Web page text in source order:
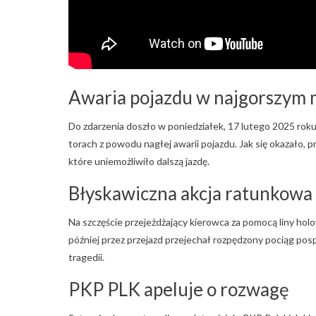
Awaria pojazdu w najgorszym
Do zdarzenia doszło w poniedziałek, 17 lutego 2025
torach z powodu nagłej awarii pojazdu. Jak się okazało,
które uniemożliwiło dalszą jazdę.
Błyskawiczna akcja ratunkowa
Na szczęście przejeżdżający kierowca za pomocą liny
później przez przejazd przejechał rozpędzony pociąg
tragedii.
PKP PLK apeluje o rozwagę